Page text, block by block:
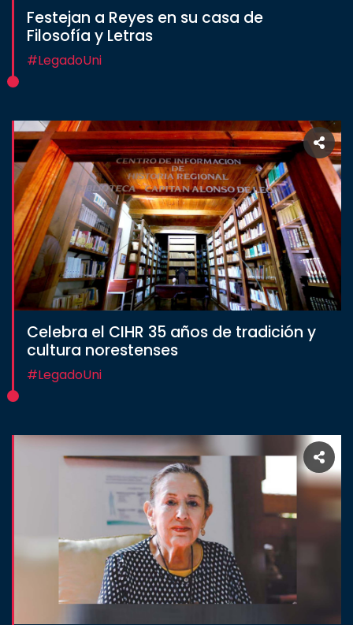
Festejan a Reyes en su casa de
Filosofía y Letras
#LegadoUni
Celebra el CIHR 35 años de tradición y
cultura norestenses
#LegadoUni